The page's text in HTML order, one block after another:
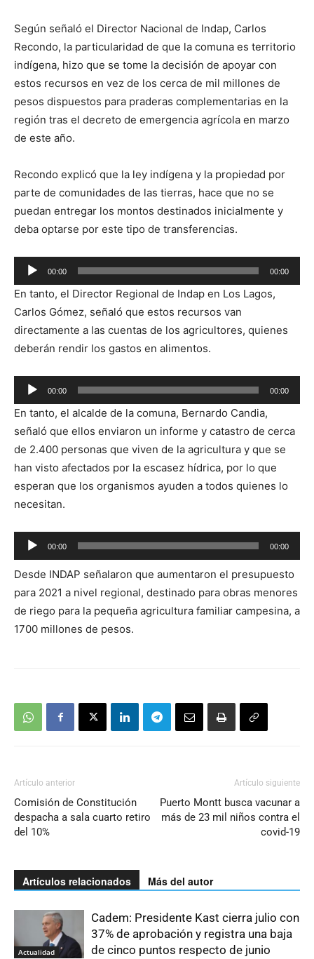
Según señaló el Director Nacional de Indap, Carlos
Recondo, la particularidad de que la comuna es territorio
indígena, hizo que se tome la decisión de apoyar con
estos recursos en vez de los cerca de mil millones de
pesos dispuestos para praderas complementarias en la
región tras el decreto de emergencia agrícola en marzo
de este año.
Recondo explicó que la ley indígena y la propiedad por
parte de comunidades de las tierras, hace que no se
puedan entregar los montos destinados inicialmente y
deba optarse por este tipo de transferencias.
Reproductor
de
audio
00:00 00:00
En tanto, el Director Regional de Indap en Los Lagos,
Carlos Gómez, señaló que estos recursos van
directamente a las cuentas de los agricultores, quienes
deberán rendir los gastos en alimentos.
Reproductor
de
audio
00:00 00:00
En tanto, el alcalde de la comuna, Bernardo Candia,
señaló que ellos enviaron un informe y catastro de cerca
de 2.400 personas que viven de la agricultura y que se
han visto afectados por la escasez hídrica, por lo que
esperan que los organismos ayuden a todos quienes lo
necesitan.
Reproductor
de
audio
00:00 00:00
Desde INDAP señalaron que aumentaron el presupuesto
para 2021 a nivel regional, destinado para obras menores
de riego para la pequeña agricultura familiar campesina, a
1700 millones de pesos.
Artículo anterior
Comisión de Constitución
despacha a sala cuarto retiro
del 10%
Artículo siguiente
Puerto Montt busca vacunar a
más de 23 mil niños contra el
covid-19
Artículos relacionados Más del autor
Actualidad
Cadem: Presidente Kast cierra julio con
37% de aprobación y registra una baja
de cinco puntos respecto de junio